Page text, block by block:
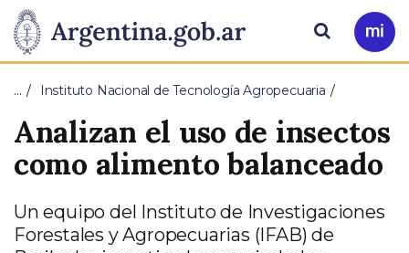
Presidencia
de
Nación
Pasar al contenido principal
Ir
a
Buscar
… Instituto Nacional de Tecnología Agropecuaria
Analizan el uso de insectos
como alimento balanceado
Un equipo del Instituto de Investigaciones
Forestales y Agropecuarias (IFAB) de